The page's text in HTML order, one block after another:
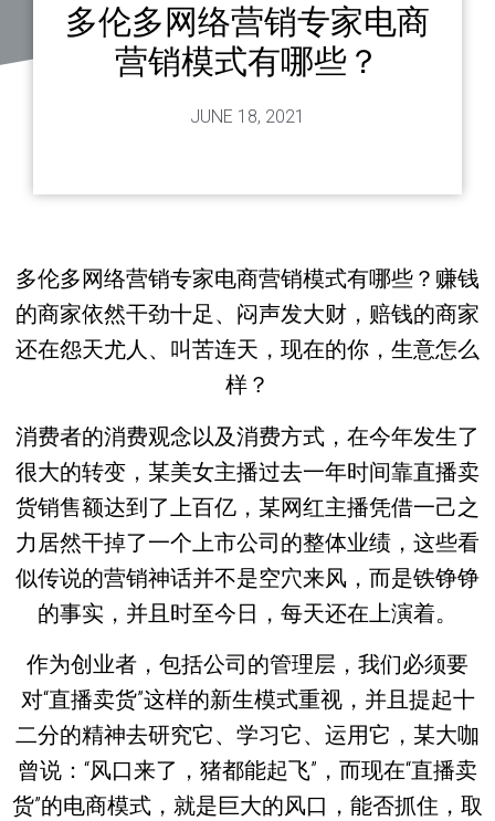
多伦多网络营销专家电商
营销模式有哪些？
JUNE 18, 2021
多伦多网络营销专家电商营销模式有哪些？赚钱
的商家依然干劲十足、闷声发大财，赔钱的商家
还在怨天尤人、叫苦连天，现在的你，生意怎么
样？
消费者的消费观念以及消费方式，在今年发生了
很大的转变，某美女主播过去一年时间靠直播卖
货销售额达到了上百亿，某网红主播凭借一己之
力居然干掉了一个上市公司的整体业绩，这些看
似传说的营销神话并不是空穴来风，而是铁铮铮
的事实，并且时至今日，每天还在上演着。
作为创业者，包括公司的管理层，我们必须要
对“直播卖货”这样的新生模式重视，并且提起十
二分的精神去研究它、学习它、运用它，某大咖
曾说：“风口来了，猪都能起飞”，而现在“直播卖
货”的电商模式，就是巨大的风口，能否抓住，取